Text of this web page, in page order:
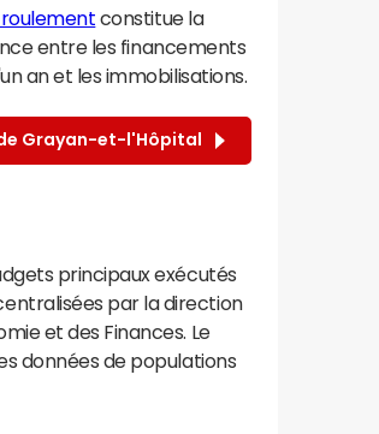
constitue la
entre les financements
an et les immobilisations.
Grayan-et-l'Hôpital
principaux exécutés
par la direction
et des Finances. Le
données de populations